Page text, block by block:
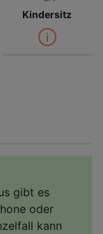
Kindersitz
gibt es
oder
kann